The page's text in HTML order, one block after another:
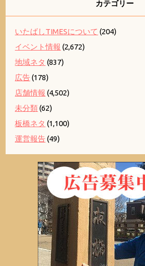
カテゴリー
いたばしTIMESについて (204)
イベント情報 (2,672)
地域ネタ (837)
広告(178)
店舗情報 (4,502)
未分類(62)
板橋ネタ (1,100)
運営報告(49)